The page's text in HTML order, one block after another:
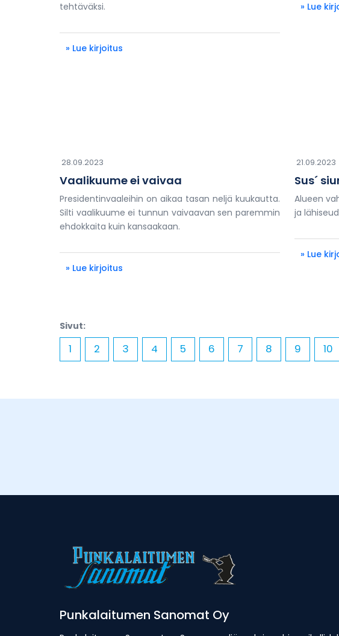
tehtäväksi.
» Lue kirjoitus
» Lue
28.09.2023
Vaalikuume ei vaivaa
Presidentinvaaleihin on aikaa tasan neljä kuukautta.
Silti vaalikuume ei tunnun vaivaavan sen paremmin
ehdokkaita kuin kansaakaan.
» Lue kirjoitus
21.09.2023
Sus´
Alueen
ja
» Lue
Sivut:
1 2 3 4 5 6 7 8 9 10
Punkalaitumen Sanomat Oy